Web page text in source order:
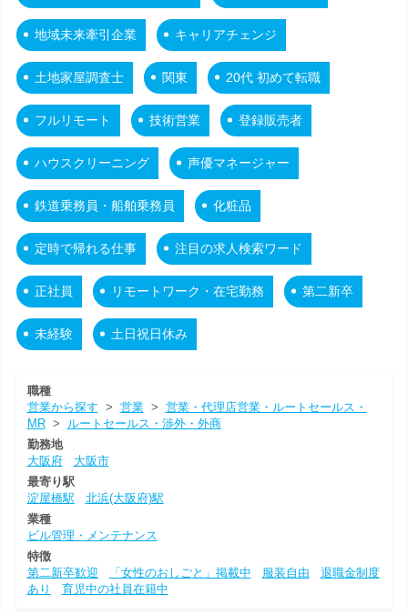
地域未来牽引企業 キャリアチェンジ
土地家屋調査士 関東 20代 初めて転職
フルリモート 技術営業 登録販売者
ハウスクリーニング 声優マネージャー
鉄道乗務員・船舶乗務員 化粧品
定時で帰れる仕事 注目の求人検索ワード
正社員 リモートワーク・在宅勤務 第二新卒
未経験 土日祝日休み
職種
営業から探す > 営業> 営業・代理店営業・ルートセールス・
MR>
ルートセールス・渉外・外商
勤務地
大阪府
大阪市
最寄り駅
淀屋橋駅
北浜(大阪府)駅
業種
ビル管理・メンテナンス
特徴
第二新卒歓迎
「女性のおしごと」掲載中 服装自由
退職金制度
あり
育児中の社員在籍中